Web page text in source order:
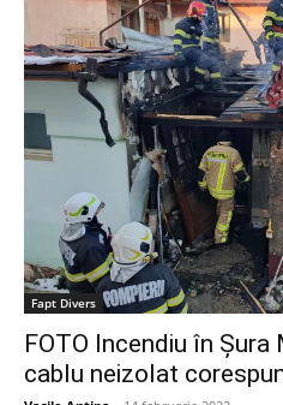
Fapt Divers
FOTO Incendiu în Șura
cablu neizolat